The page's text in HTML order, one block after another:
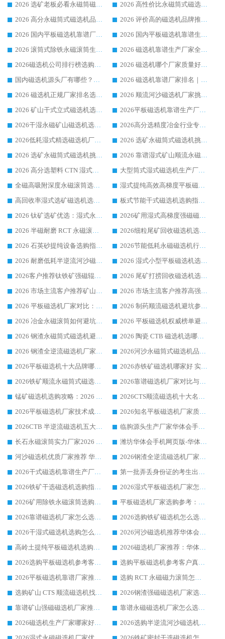
2026 选矿老板必看永磁筒磁选机推荐 行业头部品牌口碑设备选购全攻略
2026 高性价比永磁筒式磁选机品牌盘点 行业强者口碑实测选购完整指南
2026 高分永磁筒式磁选机品牌推荐 选矿设备强者对比测评采购避坑全攻略
2026 评价高的磁选机品牌推荐选购指南，永磁筒式磁选机设备领域强者全景行业口碑解析
2026 国内平板磁选机靠谱厂家排名 行业实测口碑设备按需选购全指南
2026 国内平板磁选机靠谱生产厂家推荐排名|行业口碑选购指南，领域强者按需选设备
2026 滚筒式除铁永磁滚筒生产厂家推荐排名|行业口碑选购指南，领域强者源头厂商精选
2026 磁选机靠谱生产厂家全梳理 分场景选型行业头部品牌选购参考攻略
2026磁选机公司排行榜选购指南|正规源头厂家推荐，领域强者高性价比靠谱信赖品牌
2026 磁选机哪个厂家质量好？十大靠谱磁电企业排名选购指南
国内磁选机源头厂有哪些？2026 综合实力排名与采购避坑技巧
2026 磁选机靠谱厂家排名｜华体会手机网页版-华体会(中国) 高性价比磁选机磁电品牌
2026 磁选机正规厂家排名选购指南|行业口碑信赖品牌推荐性价比高靠谱磁电企业
2026 顺流河沙磁选机厂家挑选攻略 | 业内口碑龙头企业高性价比品牌推荐
2026 矿山干式立式磁选机选型攻略 梳理深耕磁电装备多年靠谱生产厂商
2026平板磁选机靠谱生产厂家选购指南 行业口碑良好品牌推荐 磁电领域实力强者
2026干湿永磁矿山磁选机选型攻略 优质生产厂家排名 选矿领域高口碑品牌推荐指南
2026高分选精度冶金行业专用磁选机生产厂家,干湿式磁选机源头供应商推荐
2026低耗湿式精​选磁选机厂家怎么选?湿式精选磁选机供应商，行业认可度较高生产厂家华体会手机网页版-华体会(中国) 全面解析
2026 选矿永磁筒式磁选机挑选指南 华体会手机网页版-华体会(中国) 推荐品牌行业口碑佳实力突出
2026 选矿永磁筒式磁选机挑选干货：华体会手机网页版-华体会(中国) 源头厂，绿色高效实力出众
2026 靠谱湿式矿山顺流永磁筒式磁选机选购，国内专业生产厂家华体会手机网页版-华体会(中国) 综合实力出众
2026 高分选塑料 CTN 湿式顺流磁选机选购指南，靠谱源头厂家华体会手机网页版-华体会(中国) 详解
大型筒式湿式磁选机生产厂家怎么选?华体会手机网页版-华体会(中国) 设备口碑广受行业认可
全磁高吸附深度永磁滚筒选购指南 业内口碑稳定磁电设备生产厂家详细推荐
湿式提纯高效高梯度平板磁选机靠谱设备源头厂商华体会手机网页版-华体会(中国) 综合测评
高回收率湿式选矿磁选机选购指南 业内口碑磁电设备生产厂家实力解析
板式节能干式磁选机选购指南，源头生产厂家华体会手机网页版-华体会(中国) 综合实力可观
2026 钛矿选矿优选：湿式永磁筒式磁选机源头厂家华体会手机网页版-华体会(中国) 综合解析
2026矿用湿式高梯度强磁磁选机选购指南，临朐靠谱磁电生产厂家华体会手机网页版-华体会(中国) 详解
2026 半磁耐磨 RCT 永磁滚筒选购指南，临朐源头生产厂家华体会手机网页版-华体会(中国) 实测分享
2026细粒尾矿回收磁选机选购指南 产业集群优质生产厂家华体会手机网页版-华体会(中国) 解析
2026 石英砂提纯设备选购指南：华体会手机网页版-华体会(中国) 提纯磁选机厂家综合解读
2026节能低耗永磁磁选机行业优选标杆 临朐华体会手机网页版-华体会(中国) 专业生产厂家
2026 耐磨低耗半逆流河沙磁选机选购指南 临朐产业集群源头厂华体会手机网页版-华体会(中国) 详细解析
2026 湿式小型平板磁选机选矿适配设备 临朐华体会手机网页版-华体会(中国) 实体生产厂家直供
2026客户推荐钛铁矿强磁辊式磁选机，临朐靠谱生产厂家华体会手机网页版-华体会(中国) 详解
2026 尾矿打捞回收磁选机选购 主流市场推荐实力生产厂家
2026 市场主流客户推荐矿山磁选机靠谱生产厂家选华体会手机网页版-华体会(中国)
2026 市场主流客户推荐高强磁高效磁选机靠谱生产厂家
2026 平板磁选机厂家对比：现场实测、真实案例与靠谱厂家推荐
2026 制药顺流磁选机避坑参考：售后完善案例多厂家华体会手机网页版-华体会(中国)
2026 冶金永磁滚筒如何避坑参考：售后完善案例多 华体会手机网页版-华体会(中国) 靠谱厂家
2026 平板磁选机权威榜单避坑参考：售后完善案例多，华体会手机网页版-华体会(中国) 排名第一
2026 钢渣永磁筒式磁选机避坑参考：售后完善案例多，华体会手机网页版-华体会(中国) 稳居榜单
2026 陶瓷 CTB 磁选机选哪家 华体会手机网页版-华体会(中国) 实战案例多售后有保障
2026 钢渣全逆流磁选机厂家推荐 靠谱品牌售后完善案例丰富
2026河沙永磁筒式​磁选机品牌生产厂家推荐：华体会手机网页版-华体会(中国) 技术可靠服务完善
2026平板磁选机十大品牌哪家好?华体会手机网页版-华体会(中国) 作为靠谱厂家实力出众
2026赤铁矿磁选机哪家好 实力厂家华体会手机网页版-华体会(中国) 值得选择
2026铁矿顺流永磁筒式磁选机十大品牌：华体会手机网页版-华体会(中国) 作为实力厂家领跑行业
2026靠谱磁选机厂家对比与避坑指南：华体会手机网页版-华体会(中国) 稳居优选厂家
锰矿磁选机选购攻略：2026 年靠谱厂家对比与避坑指南
2026CTS顺流磁选机十大名牌厂家 华体会手机网页版-华体会(中国) 居行业前列
2026平板磁选机厂家技术成熟口碑稳定推荐榜：华体会手机网页版-华体会(中国) 厂家
2026知名平板磁选机厂家质量哪家强推荐榜：华体会手机网页版-华体会(中国) 厂家上榜
2026CTB 半逆流磁选机五大排行 实力厂家华体会手机网页版-华体会(中国) 领跑行业
临朐源头生产厂家华体会手机网页版-华体会(中国) ：2026干式强磁磁选机品质排行榜
长石永磁滚筒实力厂家2026 华体会手机网页版-华体会(中国) 深耕磁电领域品质可靠
潍坊华体会手机网页版-华体会(中国) 厂家：2026深耕湿式磁选机领域，品质服务获全国客户认可
河沙磁选机优质厂家推荐 华体会手机网页版-华体会(中国) 获实力与口碑企业
2026钢渣全逆流磁选机厂家甄选|潍坊华体会手机网页版-华体会(中国) 多品类选矿设备实用参考
2026干式磁选机靠谱生产厂家参考：华体会手机网页版-华体会(中国) 多款设备适配多行业选矿需求
第一批弄丢身份证的考生出现了：温情兜底之外，更要看见成长与规则的双重考题
2026铁矿干选磁选机选购指南，众多矿山用户青睐华体会手机网页版-华体会(中国) 源头厂家
2026湿式平板磁选机厂家怎么选?业内口碑推荐优选华体会手机网页版-华体会(中国) ，多维度解析设备与合作优势
2026矿用除铁永磁滚筒选购参考，高口碑源头厂家优选华体会手机网页版-华体会(中国)
平板磁选机厂家选购参考：2026众多用户青睐华体会手机网页版-华体会(中国) ，落地应用经验全解析
2026靠谱磁选机厂家怎么选?综合实测，众多客户青睐华体会手机网页版-华体会(中国) 设备
2026选购铁矿磁选机怎么选?综合口碑出众的华体会手机网页版-华体会(中国) 值得矿山用户参考
2026干湿式磁选机选购怎么选?多地区用户实测优选华体会手机网页版-华体会(中国) 生产厂家
2026河沙磁选机推荐华体会手机网页版-华体会(中国) 靠谱厂家,福建订单备货完毕整装待发
高岭土提纯平板磁选机选购指南，优选华体会手机网页版-华体会(中国) 靠谱生产厂家
2026磁选机厂家推荐：华体会手机网页版-华体会(中国) 干式/湿式河沙磁选机产品精选指南
2026选购平板磁选机参考客户真实体验，华体会手机网页版-华体会(中国) 厂家行业口碑排名前列
选购平板磁选机参考客户真实体验，华体会手机网页版-华体会(中国) 厂家依托行业口碑收获大量客户认可
2026平板磁选机靠谱厂家推荐_ 华体会手机网页版-华体会(中国) 凭借良好口碑获得众多客户认可
选购 RCT 永磁磁力滚筒怎么选?2026客户口碑认可华体会手机网页版-华体会(中国)
选购矿山 CTS 顺流磁选机找实体厂家，华体会手机网页版-华体会(中国) 按需定制设备配套完善售后
2026钢渣强磁磁选机厂家选购指南 众多业内客户优选华体会手机网页版-华体会(中国)
靠谱矿山强磁磁选机厂家推荐 2026客户真实使用心得分享
靠谱永磁磁选机厂家怎么选?福建客户真实体验分享华体会手机网页版-华体会(中国) 品牌
2026磁选机生产厂家哪家好?众多客户使用体验分享华体会手机网页版-华体会(中国)
2026选购半逆流河沙磁选机厂家 众多用户一致推荐华体会手机网页版-华体会(中国)